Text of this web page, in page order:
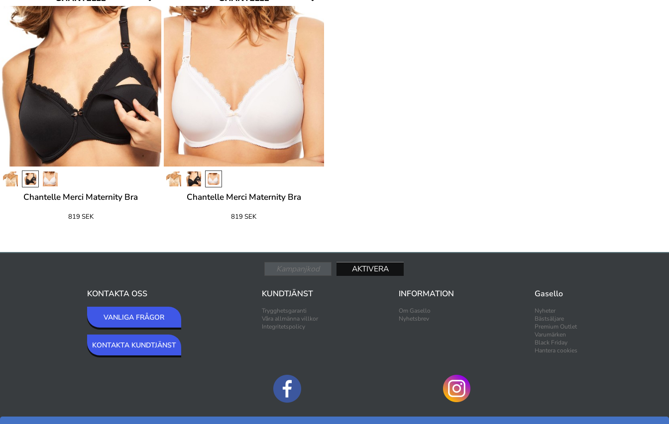
Chantelle Merci Maternity Bra
819 SEK
Chantelle Merci Maternity Bra
819 SEK
KONTAKTA OSS
VANLIGA FRÅGOR
KONTAKTA KUNDTJÄNST
KUNDTJÄNST
Trygghetsgaranti
Våra allmänna villkor
Integritetspolicy
INFORMATION
Om Gasello
Nyhetsbrev
Gasello
Nyheter
Bästsäljare
Premium Outlet
Varumärken
Black Friday
Hantera cookies